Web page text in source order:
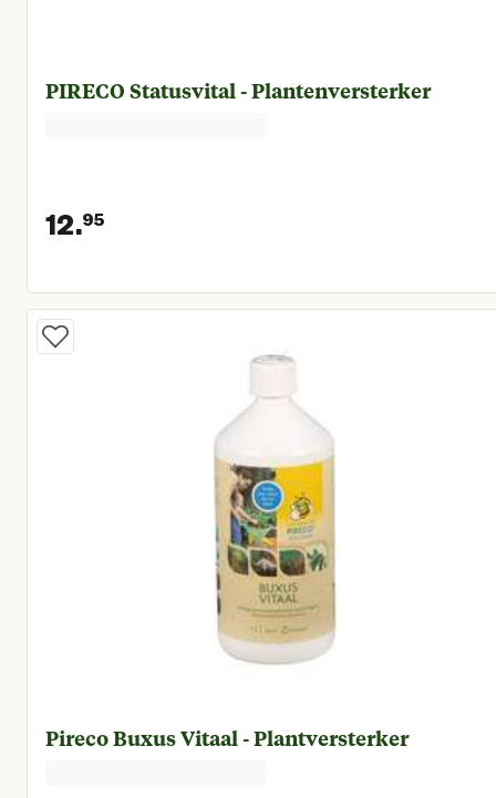
PIRECO Statusvital - Plantenversterker
12.95
Huidige prijs € 12,95
Pireco Buxus Vitaal - Plantversterker